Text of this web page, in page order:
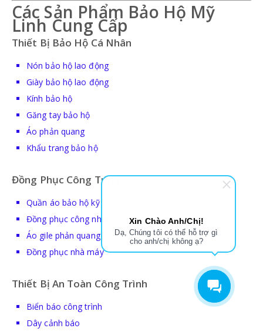
Các Sản Phẩm Bảo Hộ Mỹ
Linh Cung Cấp
Thiết Bị Bảo Hộ Cá Nhân
Nón bảo hộ lao động
Giày bảo hộ lao động
Kính bảo hộ
Găng tay bảo hộ
Áo phản quang
Khẩu trang bảo hộ
Đồng Phục Công Trình
Quần áo bảo hộ kỹ sư
Đồng phục công nhân
Áo gile phản quang
Đồng phục nhà máy
Thiết Bị An Toàn Công Trình
Biển báo công trình
Dây cảnh báo
Xin Chào Anh/Chị!
Dạ, Chúng tôi có thể hỗ trợ gì
cho anh/chị không ạ?